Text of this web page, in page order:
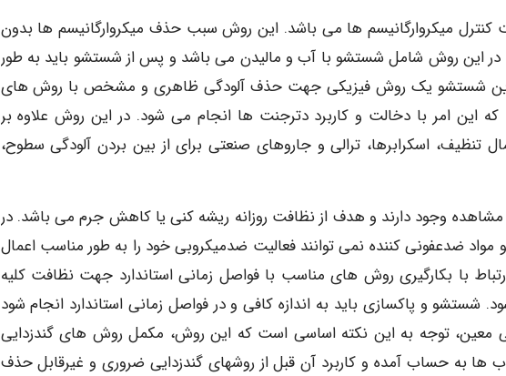
میکروارگانیسم ها می باشد. این روش سبب حذف میکروارگانیسم ها بدون
در این روش شامل شستشو با آب و مالیدن می باشد و پس از شستشو باید به طور
شستشو یک روش فیزیکی جهت حذف آلودگی ظاهری و مشخص با روش های
این امر با دخالت و کاربرد دترجنت ها انجام می شود. در این روش علاوه بر
تنظيف، اسکرابرها، ترالی و جاروهای صنعتی برای از بین بردن آلودگی سطوح،
مشاهده وجود دارند و هدف از نظافت روزانه ریشه کنی یا کاهش جرم می باشد. در
ضدعفونی کننده نمی توانند فعالیت ضدمیکروبی خود را به طور مناسب اعمال
با بکارگیری روش های مناسب با فواصل زمانی استاندارد جهت نظافت کلیه
شستشو و پاکسازی باید به اندازه کافی و در فواصل زمانی استاندارد انجام شود
معین، توجه به این نکته اساسی است که این روش، مکمل روش های گندزدایی
ها به حساب آمده و کاربرد آن قبل از روشهای گندزدایی ضروری و غیرقابل حذف